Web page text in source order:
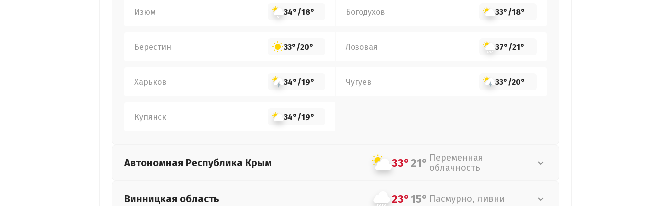
Изюм 34°/18° Богодухов 33°/18°
Берестин 33°/20° Лозовая 37°/21°
Харьков 34°/19° Чугуев 33°/20°
Купянск 34°/19°
Автономная Республика Крым 33°21° Переменная
облачность
Винницкая область 23°15° Пасмурно, ливни